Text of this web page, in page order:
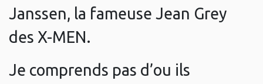
Janssen, la fameuse Jean Grey
des X-MEN.
Je comprends pas d’ou ils